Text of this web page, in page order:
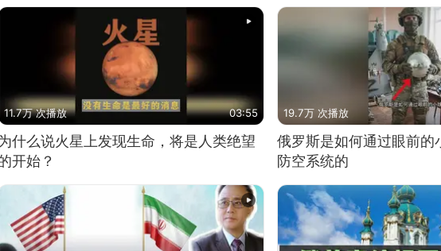
11.7万 次播放 03:55
什么说火星上发现生命，将是人类绝望
开始？
19.7万 次播放
俄罗斯是如何通过眼前的
防空系统的